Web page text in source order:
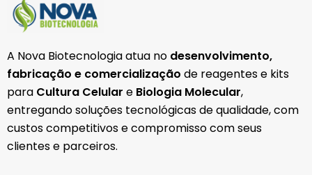
A Nova Biotecnologia atua no desenvolvimento,
fabricação e comercialização de reagentes e kits
para Cultura Celular e Biologia Molecular,
entregando soluções tecnológicas de qualidade, com
custos competitivos e compromisso com seus
clientes e parceiros.